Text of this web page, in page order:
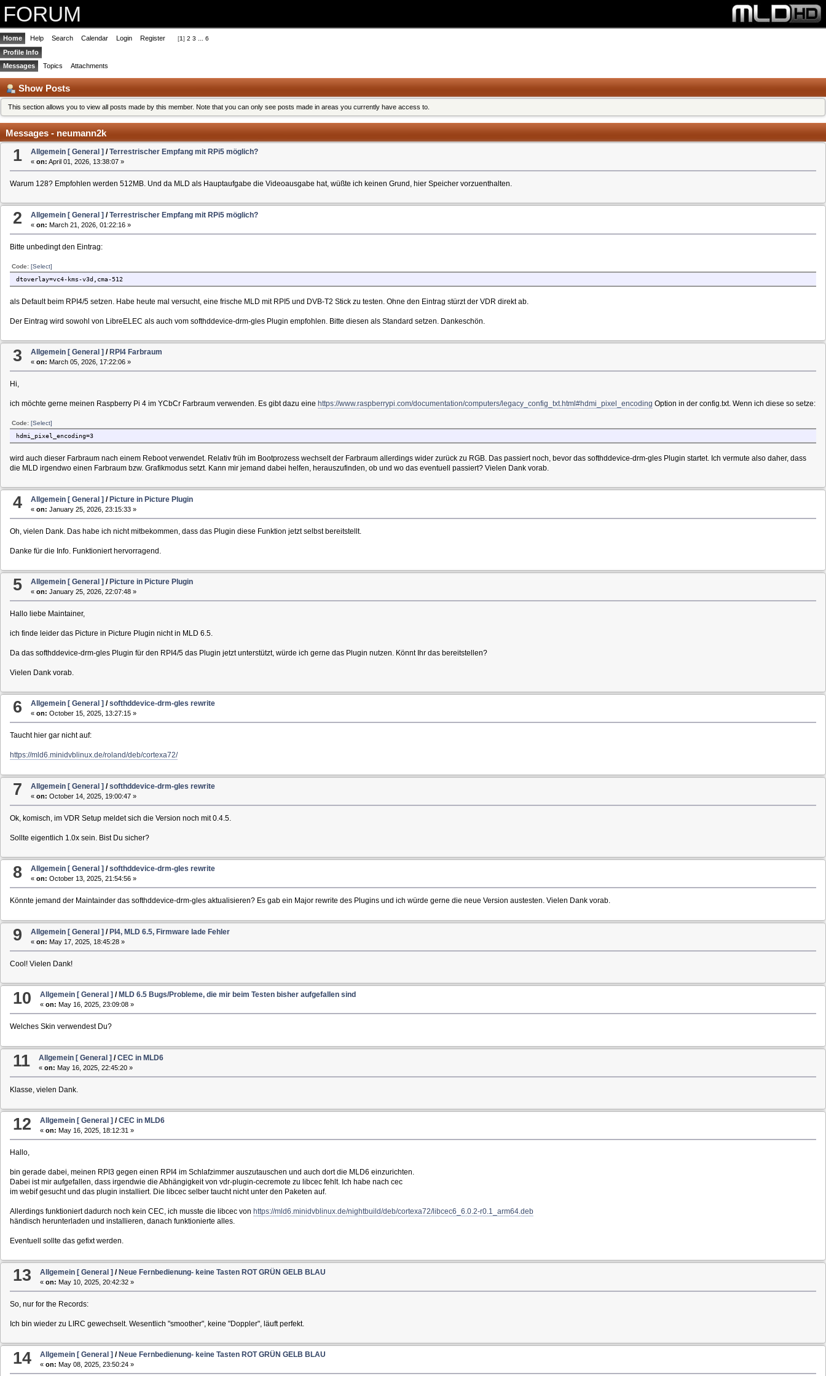
FORUM
Home Help Search Calendar Login Register [1] 2 3 6
Profile Info
Messages
Topics Attachments
Show Posts
This section allows you to view all posts made by this member. Note that you can only see posts made in areas you currently have access to.
Messages - neumann2k
1 Allgemein [ General ] /Terrestrischer Empfang mit RPi5 möglich?
«on: April 01, 2026, 13:38:07 »
Warum 128? Empfohlen werden 512MB. Und da MLD als Hauptaufgabe die Videoausgabe hat, wüßte ich keinen Grund, hier Speicher vorzuenthalten.
2 Allgemein [ General ] /Terrestrischer Empfang mit RPi5 möglich?
«on: March 21, 2026, 01:22:16 »
Bitte unbedingt den Eintrag:
Code: [Select]
dtoverlay=vc4-kms-v3d,cma-512
als Default beim RPI4/5 setzen. Habe heute mal versucht, eine frische MLD mit RPI5 und DVB-T2 Stick zu testen. Ohne den Eintrag stürzt der VDR direkt ab.
Der Eintrag wird sowohl von LibreELEC als auch vom softhddevice-drm-gles Plugin empfohlen. Bitte diesen als Standard setzen. Dankeschön.
3 Allgemein [ General ] / RPI4 Farbraum
«on: March 05, 2026, 17:22:06 »
Hi,
ich möchte gerne meinen Raspberry Pi 4 im YCbCr Farbraum verwenden. Es gibt dazu eine https://www.raspberrypi.com/documentation/computers/legacy_config_txt.html#hdmi_pixel_encoding Option in der config.txt. Wenn ich diese so setze:
Code: [Select]
hdmi_pixel_encoding=3
wird auch dieser Farbraum nach einem Reboot verwendet. Relativ früh im Bootprozess wechselt der Farbraum allerdings wider zurück zu RGB. Das passiert noch, bevor das softhddevice-drm-gles Plugin startet. Ich vermute also daher, dass
die MLD irgendwo einen Farbraum bzw. Grafikmodus setzt. Kann mir jemand dabei helfen, herauszufinden, ob und wo das eventuell passiert? Vielen Dank vorab.
4 Allgemein [ General ] /Picture in Picture Plugin
«on: January 25, 2026, 23:15:33 »
Oh, vielen Dank. Das habe ich nicht mitbekommen, dass das Plugin diese Funktion jetzt selbst bereitstellt.
Danke für die Info. Funktioniert hervorragend.
5 Allgemein [ General ] / Picture in Picture Plugin
«on: January 25, 2026, 22:07:48 »
Hallo liebe Maintainer,
ich finde leider das Picture in Picture Plugin nicht in MLD 6.5.
Da das softhddevice-drm-gles Plugin für den RPI4/5 das Plugin jetzt unterstützt, würde ich gerne das Plugin nutzen. Könnt Ihr das bereitstellen?
Vielen Dank vorab.
6 Allgemein [ General ] /softhddevice-drm-gles rewrite
«on: October 15, 2025, 13:27:15 »
Taucht hier gar nicht auf:
https://mld6.minidvblinux.de/roland/deb/cortexa72/
7 Allgemein [ General ] /softhddevice-drm-gles rewrite
«on: October 14, 2025, 19:00:47 »
Ok, komisch, im VDR Setup meldet sich die Version noch mit 0.4.5.
Sollte eigentlich 1.0x sein. Bist Du sicher?
8 Allgemein [ General ] /softhddevice-drm-gles rewrite
«on: October 13, 2025, 21:54:56 »
Könnte jemand der Maintainder das softhddevice-drm-gles aktualisieren? Es gab ein Major rewrite des Plugins und ich würde gerne die neue Version austesten. Vielen Dank vorab.
9 Allgemein [ General ] /PI4, MLD 6.5, Firmware lade Fehler
«on: May 17, 2025, 18:45:28 »
Cool! Vielen Dank!
10 Allgemein [ General ] / MLD 6.5 Bugs/Probleme, die mir beim Testen bisher aufgefallen sind
«on: May 16, 2025, 23:09:08 »
Welches Skin verwendest Du?
11 Allgemein [ General ] /CEC in MLD6
«on: May 16, 2025, 22:45:20 »
Klasse, vielen Dank.
12 Allgemein [ General ] /CEC in MLD6
«on: May 16, 2025, 18:12:31 »
Hallo,
bin gerade dabei, meinen RPI3 gegen einen RPI4 im Schlafzimmer auszutauschen und auch dort die MLD6 einzurichten.
Dabei ist mir aufgefallen, dass irgendwie die Abhängigkeit von vdr-plugin-cecremote zu libcec fehlt. Ich habe nach cec
im webif gesucht und das plugin installiert. Die libcec selber taucht nicht unter den Paketen auf.
Allerdings funktioniert dadurch noch kein CEC, ich musste die libcec von https://mld6.minidvblinux.de/nightbuild/deb/cortexa72/libcec6_6.0.2-r0.1_arm64.deb
händisch herunterladen und installieren, danach funktionierte alles.
Eventuell sollte das gefixt werden.
13 Allgemein [ General ] /Neue Fernbedienung- keine Tasten ROT GRÜN GELB BLAU
«on: May 10, 2025, 20:42:32 »
So, nur for the Records:
Ich bin wieder zu LIRC gewechselt. Wesentlich "smoother", keine "Doppler", läuft perfekt.
14 Allgemein [ General ] / Neue Fernbedienung- keine Tasten ROT GRÜN GELB BLAU
«on: May 08, 2025, 23:50:24 »